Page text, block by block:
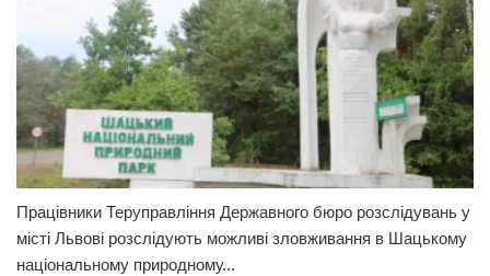
Працівники Теруправління Державного бюро розслідувань у
місті Львові розслідують можливі зловживання в Шацькому
національному природному...